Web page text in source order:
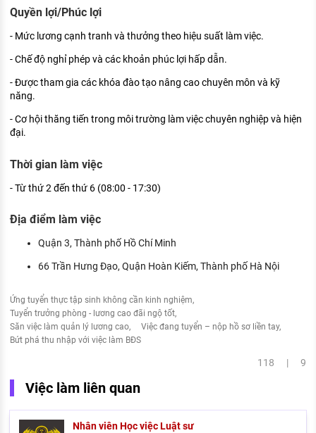
Quyền lợi/Phúc lợi
- Mức lương cạnh tranh và thưởng theo hiệu suất làm việc.
- Chế độ nghỉ phép và các khoản phúc lợi hấp dẫn.
- Được tham gia các khóa đào tạo nâng cao chuyên môn và kỹ
năng.
- Cơ hội thăng tiến trong môi trường làm việc chuyên nghiệp và hiện
đại.
Thời gian làm việc
- Từ thứ 2 đến thứ 6 (08:00 - 17:30)
Địa điểm làm việc
Quận 3, Thành phố Hồ Chí Minh
66 Trần Hưng Đạo, Quận Hoàn Kiếm, Thành phố Hà Nội
Ứng tuyển thực tập sinh không cần kinh nghiệm
Tuyển trưởng phòng - lương cao đãi ngộ tốt
Săn việc làm quản lý lương cao
Việc đang tuyển – nộp hồ sơ liền tay
Bứt phá thu nhập với việc làm BĐS
118 | 9
Việc làm liên quan
Nhân viên Học việc Luật sư